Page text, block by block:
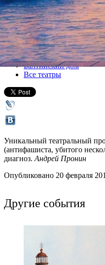
23 февраля 2012, четверг,
Версия для печати
Все спектакли
Балтийский дом
Все театры
Уникальный театральный
(антифашиста, убитого
диагноз. Андрей Пронин
Опубликовано 20 февраля
Другие события